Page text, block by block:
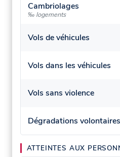
Cambriolages
‰ logements
Vols de véhicules
Vols dans les véhicules
Vols sans violence
Dégradations volontaires
ATTEINTES AUX